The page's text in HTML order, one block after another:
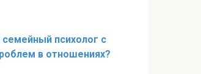
психолог с
в отношениях?